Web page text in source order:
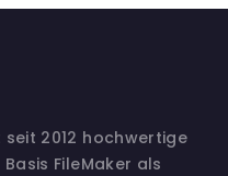
2012 hochwertige
FileMaker als